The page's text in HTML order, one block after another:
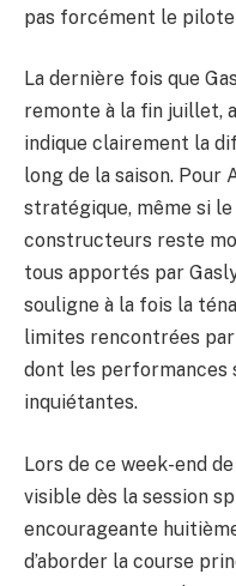
pas forcément le pilote
La dernière fois que
remonte à la fin juillet,
indique clairement la
long de la saison.
stratégique, même si
constructeurs reste
tous apportés par
souligne à la fois la
limites rencontrées
dont les performances
inquiétantes.
Lors de ce week-end
visible dès la session
encourageante
d’aborder la course